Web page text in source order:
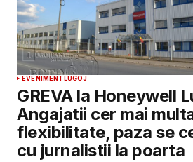
EVENIMENTLUGOJ
GREVA la Honeywell
Angajatii cer mai
flexibilitate, paza se
cu jurnalistii la poarta